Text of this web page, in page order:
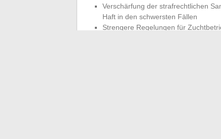
Verschärfung der strafrechtlichen
Haft in den schwersten Fällen
Strengere Regelungen für